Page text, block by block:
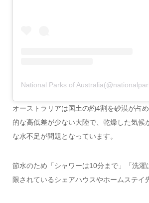
オーストラリアは国土の約4割を砂漠が占
的な高低差が少ない大陸で、乾燥した気候
な水不足が問題となっています。
節水のため「シャワーは10分まで」「洗濯
限されているシェアハウスやホームステイ